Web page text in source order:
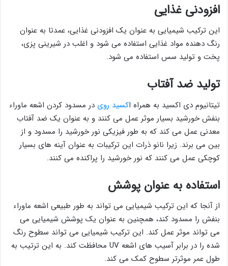
افزودنی غذایی
این ترکیب شیمیایی به عنوان یک افزودنی غذایی، عمدتا به عنوان
رنگ دهنده مواد غذایی استفاده می شود و اغلب در شیرینی پزی،
پخت و تولید سس استفاده می شود.
تولید ضد آفتاب
تیتانیوم دی اکسید به همراه اکسید روی در مسدود کردن اشعه ماوراء
بنفش خورشید بسیار موثر عمل می کنند و به عنوان یک ضد آفتاب
معدنی عمل می کند که به طور فیزیکی نور خورشید را مسدود و از
بین می برند. زیرا نانو ذرات این ترکیبات به عنوان آینه های بسیار
کوچکی عمل می کنند که نور خورشید را پراکنده می کنند.
استفاده به عنوان پوشش
از آنجا که این ترکیب شیمیایی می تواند به طور طبیعی اشعه ماوراء
بنفش را مسدود کند، همچنین به عنوان یک پوشش شیمیایی می
می تواند موثر عمل کند. این ترکیب شیمیایی می تواند سطوح رنگ
شده را در برابر آسیب های اشعه UV محافظت کند. به این ترتیب به
طول عمر موثرتر سطوح کمک می کند.